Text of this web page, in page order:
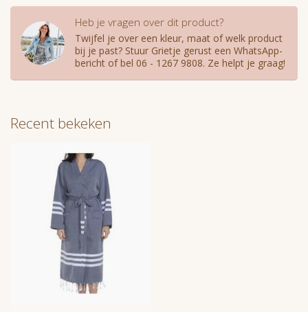
Heb je vragen over dit product?
Twijfel je over een kleur, maat of welk product
bij je past? Stuur Grietje gerust een WhatsApp-
bericht of bel 06 - 1267 9808. Ze helpt je graag!
Recent bekeken